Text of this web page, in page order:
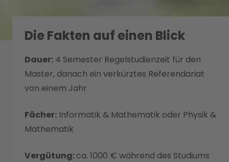
Die Fakten auf einen Blick
Dauer: 4 Semester Regelstudienzeit für den
Master, danach ein verkürztes Referendariat
von einem Jahr
Fächer: Informatik & Mathematik oder Physik &
Mathematik
Vergütung:ca. 1000 € während des Studiums